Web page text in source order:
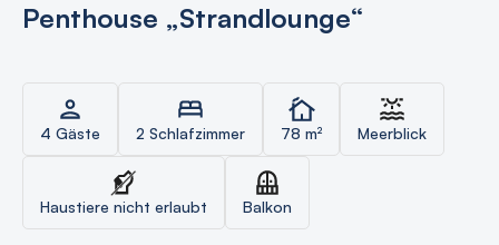
Penthouse „Strandlounge“
4 Gäste 2 Schlafzimmer 78 m² Meerblick
Haustiere nicht erlaubt Balkon